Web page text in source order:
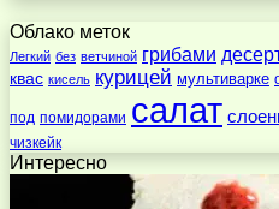
Облако меток
Легкий без ветчиной грибами
квас кисель курицей мультиварке
под помидорами салат
чизкейк
Интересно